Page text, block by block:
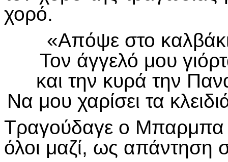
χορό.
«Απόψε στο
Τον άγγελό μου
και την κυρά την
Να μου χαρίσει τα
Τραγούδαγε ο Μπαρμπα
όλοι μαζί, ως απάντηση